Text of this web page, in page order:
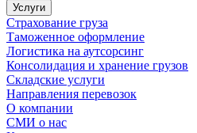
Услуги
Страхование груза
Таможенное оформление
Логистика на аутсорсинг
Консолидация и хранение грузов
Складские услуги
Направления перевозок
О компании
СМИ о нас